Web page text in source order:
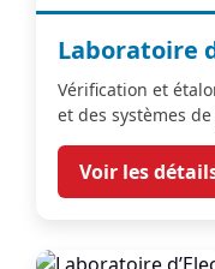
Laboratoire
Vérification et
et des systèmes
Voir les